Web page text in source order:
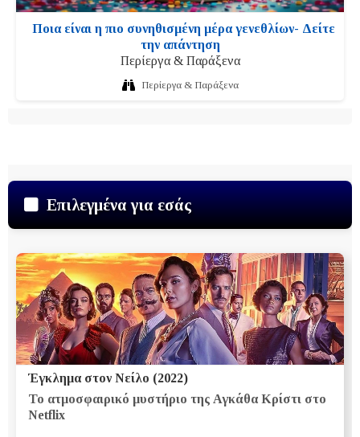
Ποια είναι η πιο συνηθισμένη μέρα γενεθλίων- Δείτε
την απάντηση
Περίεργα & Παράξενα
Περίεργα & Παράξενα
Επιλεγμένα για εσάς
Έγκλημα στον Νείλο (2022)
Το ατμοσφαιρικό μυστήριο της Αγκάθα Κρίστι στο
Netflix